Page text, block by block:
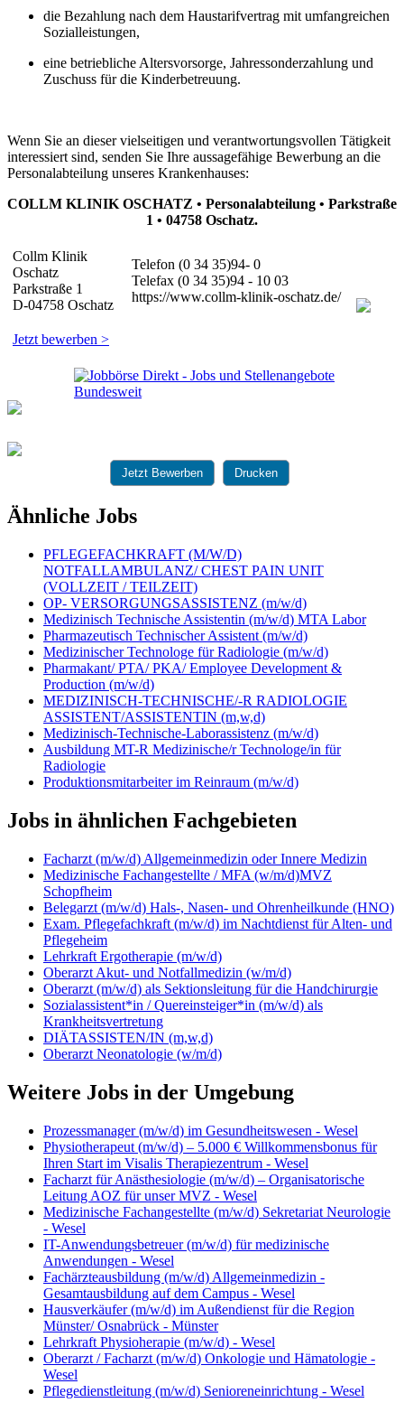
die Bezahlung nach dem Haustarifvertrag mit umfangreichen
Sozialleistungen,
eine betriebliche Altersvorsorge, Jahressonderzahlung und
Zuschuss für die Kinderbetreuung.
Wenn Sie an dieser vielseitigen und verantwortungsvollen Tätigkeit
interessiert sind, senden Sie Ihre aussagefähige Bewerbung an die
Personalabteilung unseres Krankenhauses:
COLLM KLINIK OSCHATZ • Personalabteilung • Parkstraße
1 • 04758 Oschatz.
Collm Klinik
Oschatz
Parkstraße 1
D-04758 Oschatz
Telefon (0 34 35)94- 0
Telefax (0 34 35)94 - 10 03
https://www.collm-klinik-oschatz.de/
Jetzt bewerben >
Jetzt Bewerben Drucken
Ähnliche Jobs
PFLEGEFACHKRAFT (M/W/D)
NOTFALLAMBULANZ/ CHEST PAIN UNIT
(VOLLZEIT / TEILZEIT)
OP- VERSORGUNGSASSISTENZ (m/w/d)
Medizinisch Technische Assistentin (m/w/d) MTA Labor
Pharmazeutisch Technischer Assistent (m/w/d)
Medizinischer Technologe für Radiologie (m/w/d)
Pharmakant/ PTA/ PKA/ Employee Development &
Production (m/w/d)
MEDIZINISCH-TECHNISCHE/-R RADIOLOGIE
ASSISTENT/ASSISTENTIN (m,w,d)
Medizinisch-Technische-Laborassistenz (m/w/d)
Ausbildung MT-R Medizinische/r Technologe/in für
Radiologie
Produktionsmitarbeiter im Reinraum (m/w/d)
Jobs in ähnlichen Fachgebieten
Facharzt (m/w/d) Allgemeinmedizin oder Innere Medizin
Medizinische Fachangestellte / MFA (w/m/d)MVZ
Schopfheim
Belegarzt (m/w/d) Hals-, Nasen- und Ohrenheilkunde (HNO)
Exam. Pflegefachkraft (m/w/d) im Nachtdienst für Alten- und
Pflegeheim
Lehrkraft Ergotherapie (m/w/d)
Oberarzt Akut- und Notfallmedizin (w/m/d)
Oberarzt (m/w/d) als Sektionsleitung für die Handchirurgie
Sozialassistent*in / Quereinsteiger*in (m/w/d) als
Krankheitsvertretung
DIÄTASSISTEN/IN (m,w,d)
Oberarzt Neonatologie (w/m/d)
Weitere Jobs in der Umgebung
Prozessmanager (m/w/d) im Gesundheitswesen - Wesel
Physiotherapeut (m/w/d) – 5.000 € Willkommensbonus für
Ihren Start im Visalis Therapiezentrum - Wesel
Facharzt für Anästhesiologie (m/w/d) – Organisatorische
Leitung AOZ für unser MVZ - Wesel
Medizinische Fachangestellte (m/w/d) Sekretariat Neurologie
- Wesel
IT-Anwendungsbetreuer (m/w/d) für medizinische
Anwendungen - Wesel
Fachärzteausbildung (m/w/d) Allgemeinmedizin -
Gesamtausbildung auf dem Campus - Wesel
Hausverkäufer (m/w/d) im Außendienst für die Region
Münster/ Osnabrück - Münster
Lehrkraft Physioherapie (m/w/d) - Wesel
Oberarzt / Facharzt (m/w/d) Onkologie und Hämatologie -
Wesel
Pflegedienstleitung (m/w/d) Senioreneinrichtung - Wesel